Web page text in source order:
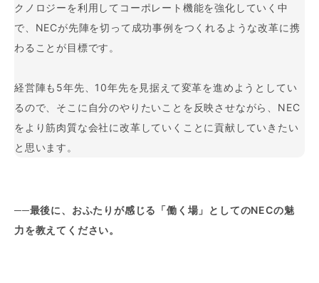
クノロジーを利用してコーポレート機能を強化していく中
で、NECが先陣を切って成功事例をつくれるような改革に携
わることが目標です。
経営陣も5年先、10年先を見据えて変革を進めようとしてい
るので、そこに自分のやりたいことを反映させながら、NEC
をより筋肉質な会社に改革していくことに貢献していきたい
と思います。
──最後に、おふたりが感じる「働く場」としてのNECの魅
力を教えてください。